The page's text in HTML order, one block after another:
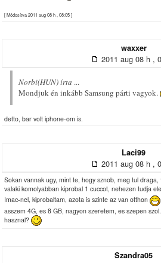
[ Módosítva 2011 aug 08 h , 08:05 ]
waxxer
2011 aug 08 h ,
Norbi(HUN) írta ...
Mondjuk én inkább Samsung párti vagyok.
detto, bar volt iphone-om is.
Laci99
2011 aug 08 h ,
Sokan vannak ugy, mint te, hogy sznob, meg tul
valaki komolyabban kiprobal 1 cuccot, nehezen tudja
Imac-nel, kiprobaltam, azota is szinte az van otthon
asszem 4G, es 8 GB, nagyon szeretem, es szepen
hasznal?
Szandra05